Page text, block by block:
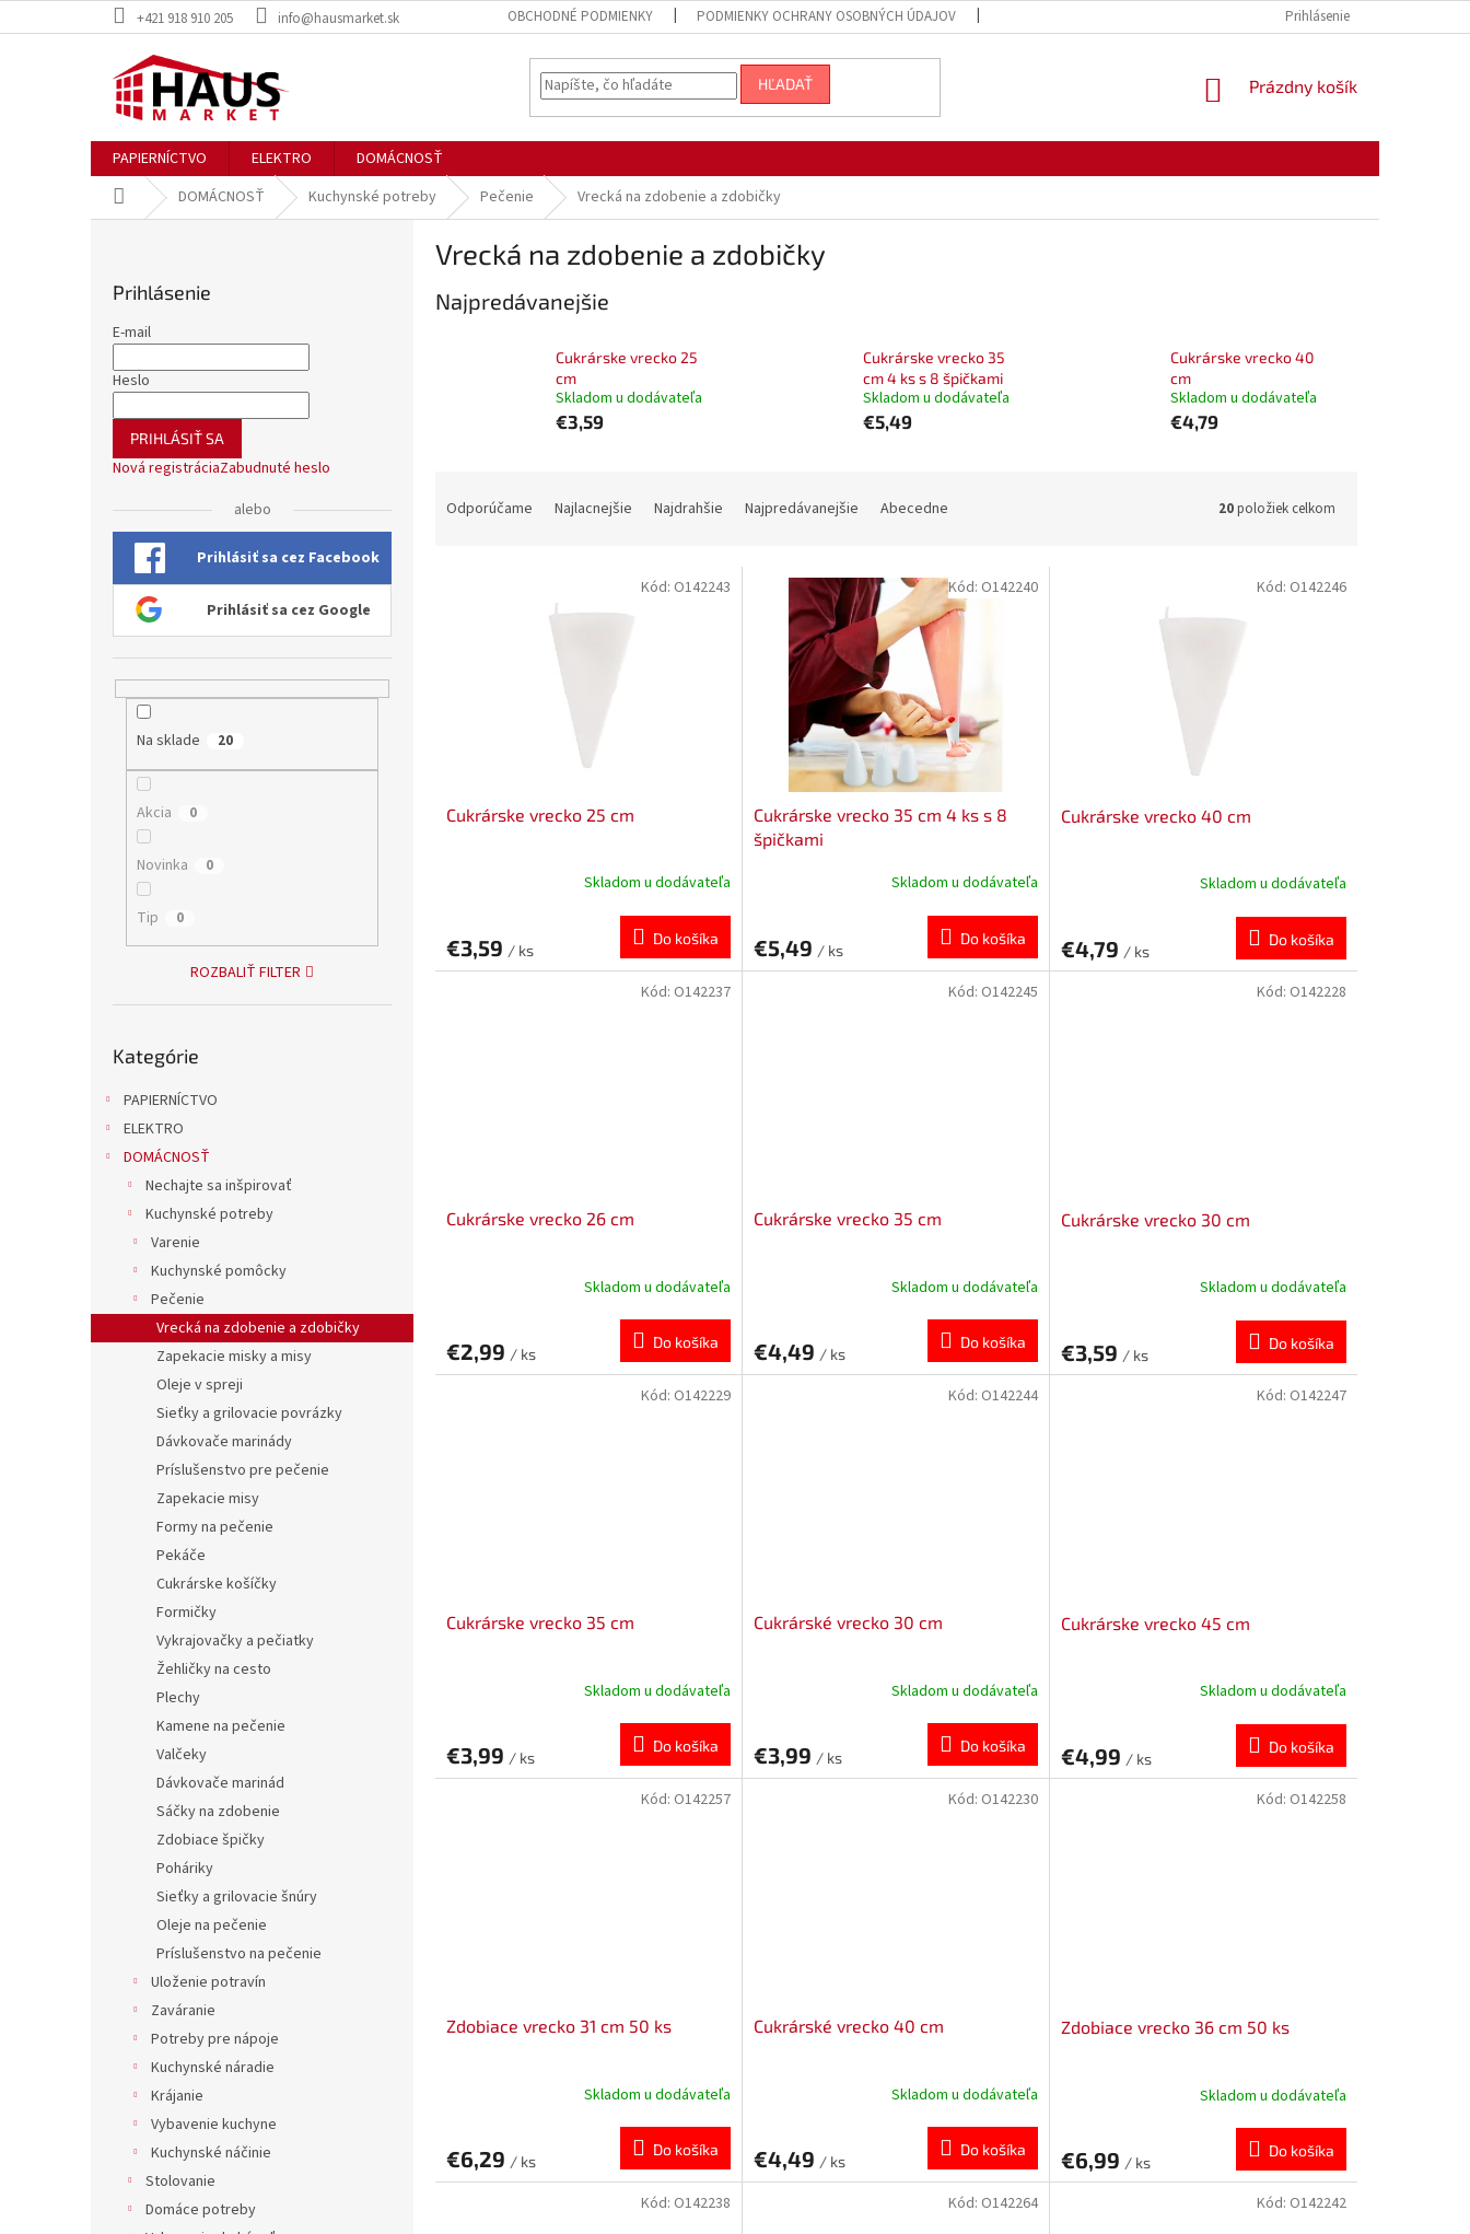
na
+421 918 910 205 info@hausmarket.sk OBCHODNÉ PODMIENKY PODMIENKY OCHRANY OSOBNÝCH ÚDAJOV Prihlásenie
HĽADAŤ
NÁKUPNÝ
Prázdny košík
PAPIERNÍCTVO ELEKTRO
DOMÁCNOSŤ
DomovDOMÁCNOSŤ Kuchynské potreby Pečenie Vrecká na zdobenie a zdobičky
Prihlásenie
E-mail
Heslo
PRIHLÁSIŤ SA
Nová registráciaZabudnuté heslo
alebo
Prihlásiť sa cez Facebook
Prihlásiť sa cez Google
Na sklade 20
Akcia 0
Novinka 0
Tip 0
ROZBALIŤ FILTER
kategórie
Kategórie
PAPIERNÍCTVO
ELEKTRO
DOMÁCNOSŤ
Nechajte sa inšpirovať
Kuchynské potreby
Varenie
Kuchynské pomôcky
Pečenie
Vrecká na zdobenie a zdobičky
Zapekacie misky a misy
Oleje v spreji
Sieťky a grilovacie povrázky
Dávkovače marinády
Príslušenstvo pre pečenie
Zapekacie misy
Formy na pečenie
Pekáče
Cukrárske košíčky
Formičky
Vykrajovačky a pečiatky
Žehličky na cesto
Plechy
Kamene na pečenie
Valčeky
Dávkovače marinád
Sáčky na zdobenie
Zdobiace špičky
Poháriky
Sieťky a grilovacie šnúry
Oleje na pečenie
Príslušenstvo na pečenie
Uloženie potravín
Zaváranie
Potreby pre nápoje
Kuchynské náradie
Krájanie
Vybavenie kuchyne
Kuchynské náčinie
Stolovanie
Domáce potreby
Vrecká na zdobenie a zdobičky
Najpredávanejšie
Cukrárske vrecko 25
cm
Skladom u dodávateľa
€3,59
Cukrárske vrecko 35
cm 4 ks s 8 špičkami
Skladom u dodávateľa
€5,49
Cukrárske vrecko 40
cm
Skladom u dodávateľa
€4,79
Odporúčame Najlacnejšie Najdrahšie Najpredávanejšie Abecedne 20položiek celkom
Cukrárske vrecko 25 cm
Skladom u dodávateľa
€3,59 / ks
Do košíka
Kód: O142243
Cukrárske vrecko 35 cm 4 ks s 8
špičkami
Skladom u dodávateľa
€5,49 / ks
Do košíka
Kód: O142240
Cukrárske vrecko 40 cm
Skladom u dodávateľa
€4,79 / ks
Do košíka
Kód: O142246
Cukrárske vrecko 26 cm
Skladom u dodávateľa
€2,99 / ks
Do košíka
Kód: O142237
Cukrárske vrecko 35 cm
Skladom u dodávateľa
€4,49 / ks
Do košíka
Kód: O142245
Cukrárske vrecko 30 cm
Skladom u dodávateľa
€3,59 / ks
Do košíka
Kód: O142228
Cukrárske vrecko 35 cm
Skladom u dodávateľa
€3,99 / ks
Do košíka
Kód: O142229
Cukrárské vrecko 30 cm
Skladom u dodávateľa
€3,99 / ks
Do košíka
Kód: O142244
Cukrárske vrecko 45 cm
Skladom u dodávateľa
€4,99 / ks
Do košíka
Kód: O142247
Zdobiace vrecko 31 cm 50 ks
Skladom u dodávateľa
€6,29 / ks
Do košíka
Kód: O142257
Cukrárské vrecko 40 cm
Skladom u dodávateľa
€4,49 / ks
Do košíka
Kód: O142230
Zdobiace vrecko 36 cm 50 ks
Skladom u dodávateľa
€6,99 / ks
Do košíka
Kód: O142258
Kód: O142238 Kód: O142264 Kód: O142242